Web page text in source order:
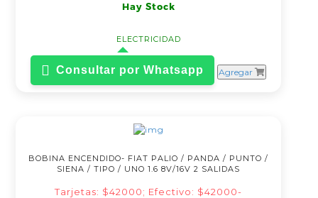
Hay Stock
ELECTRICIDAD
Consultar por Whatsapp Agregar
BOBINA ENCENDIDO- FIAT PALIO / PANDA / PUNTO /
SIENA / TIPO / UNO 1.6 8V/16V 2 SALIDAS
Tarjetas: $42000; Efectivo: $42000-